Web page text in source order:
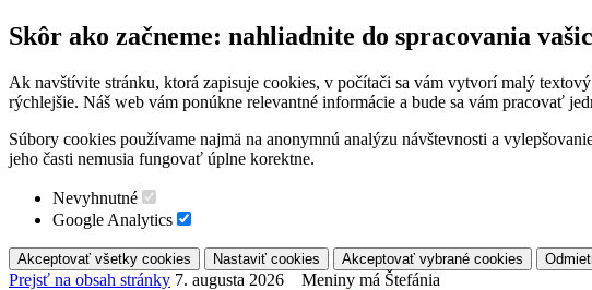
Skôr ako začneme: nahliadnite do spracovania
Ak navštívite stránku, ktorá zapisuje cookies, v počítači sa vám vytvorí malý
rýchlejšie. Náš web vám ponúkne relevantné informácie a bude sa vám pracovať
Súbory cookies používame najmä na anonymnú analýzu návštevnosti a
jeho časti nemusia fungovať úplne korektne.
Nevyhnutné
Google Analytics
Prejsť na obsah stránky 7. augusta 2026 Meniny má Štefánia